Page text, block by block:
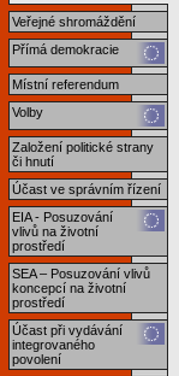
Veřejné shromáždění
Přímá demokracie
Místní referendum
Volby
Založení politické strany
či hnutí
Účast ve správním řízení
EIA - Posuzování
vlivů na životní
prostředí
SEA – Posuzování vlivů
koncepcí na životní
prostředí
Účast při vydávání
integrovaného
povolení